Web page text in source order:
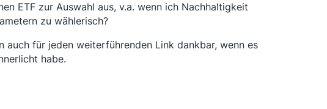
ETF zur Auswahl aus, v.a. wenn ich Nachhaltigkeit
zu wählerisch?
auch für jeden weiterführenden Link dankbar, wenn es
habe.